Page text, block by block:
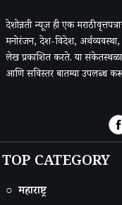
देशोन्नती न्यूज ही एक मराठी
मनोरंजन, देश-विदेश,
लेख प्रकाशित करते. या
आणि सविस्तर बातम्या उपलब्ध
TOP CATEGORY
○ महाराष्ट्र